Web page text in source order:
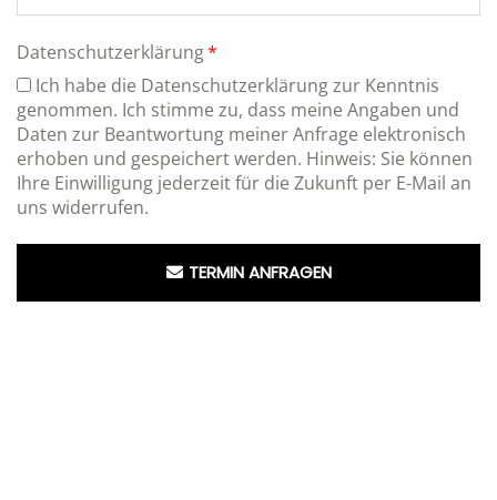
Datenschutzerklärung
Ich habe die Datenschutzerklärungzur Kenntnis
genommen. Ich stimme zu, dass meine Angaben und
Daten zur Beantwortung meiner Anfrage elektronisch
erhoben und gespeichert werden. Hinweis: Sie können
Ihre Einwilligung jederzeit für die Zukunft per E-Mail an
uns widerrufen.
TERMIN ANFRAGEN